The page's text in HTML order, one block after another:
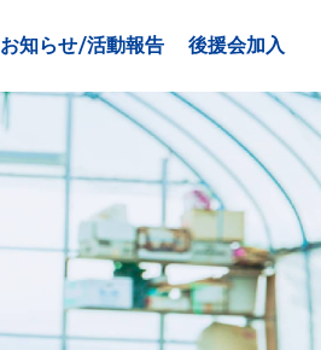
お知らせ/活動報告 後援会加入